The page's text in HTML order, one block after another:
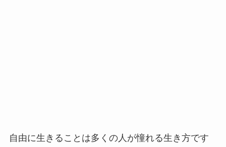
自由に生きることは多くの人が憧れる生き方です